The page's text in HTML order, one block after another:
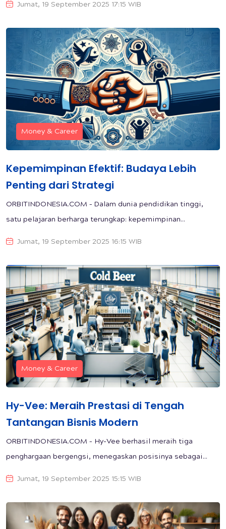
Jumat, 19 September 2025 17:15 WIB
Money & Career
Kepemimpinan Efektif: Budaya Lebih
Penting dari Strategi
ORBITINDONESIA.COM – Dalam dunia pendidikan tinggi,
satu pelajaran berharga terungkap: kepemimpinan...
Jumat, 19 September 2025 16:15 WIB
Money & Career
Hy-Vee: Meraih Prestasi di Tengah
Tantangan Bisnis Modern
ORBITINDONESIA.COM – Hy-Vee berhasil meraih tiga
penghargaan bergengsi, menegaskan posisinya sebagai...
Jumat, 19 September 2025 15:15 WIB